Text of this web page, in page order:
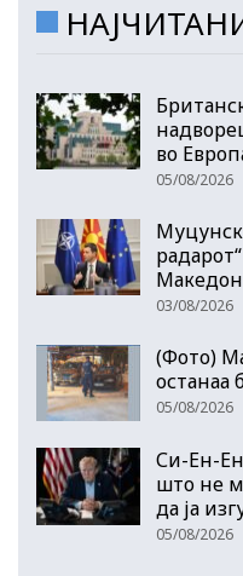
во
05/08/2026
03/08/2026
(Фото)
останаа
05/08/2026
Си-Ен-
што не
да ја
05/08/2026